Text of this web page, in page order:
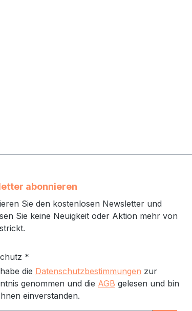
abonnieren
Sie den kostenlosen Newsletter und
Sie keine Neuigkeit oder Aktion mehr von
*
die Datenschutzbestimmungen zur
genommen und die AGB gelesen und bin
einverstanden.